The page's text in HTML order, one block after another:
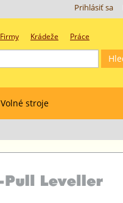
Prihlásiť sa
Firmy Krádeže Práce
Volné stroje